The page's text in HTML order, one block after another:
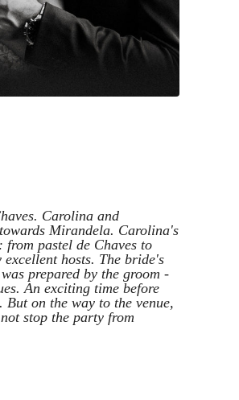
Carolina and
Mirandela. Carolina's
pastel de Chaves to
hosts. The bride's
prepared by the groom -
An exciting time before
on the way to the venue,
stop the party from